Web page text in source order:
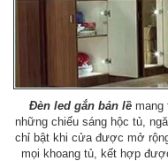
Đèn led gắn bản lề mang
những chiếu sáng hộc tủ,
chỉ bật khi cửa được mở
mọi khoang tủ, kết hợp